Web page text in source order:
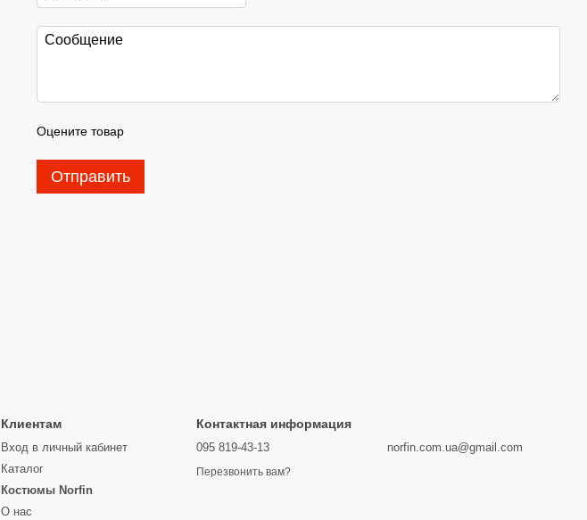
Оцените товар
Отправить
Клиентам
Вход в личный кабинет
Каталог
Костюмы Norfin
О нас
Контактная информация
095 819-43-13
Перезвонить вам?
norfin.com.ua@gmail.com